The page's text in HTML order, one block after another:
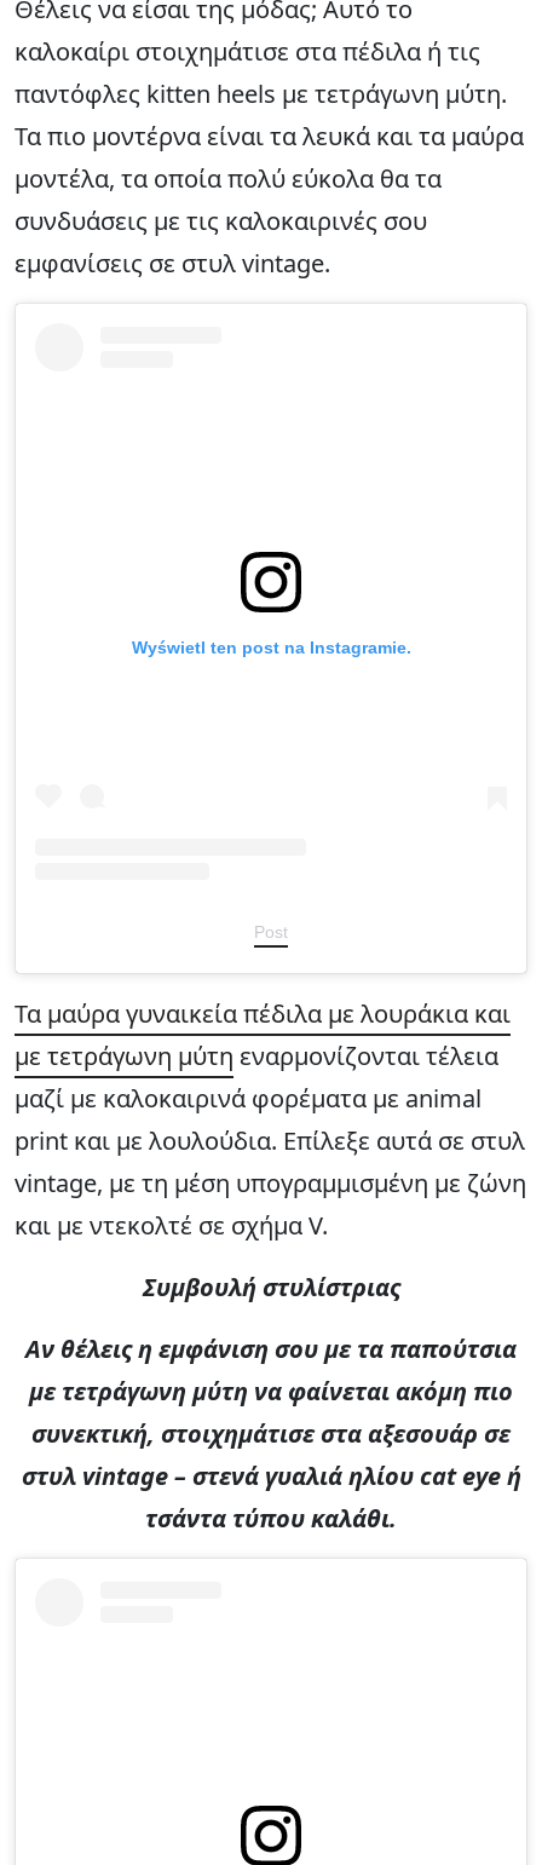
Θέλεις να είσαι της μόδας; Αυτό το
καλοκαίρι στοιχημάτισε στα πέδιλα ή τις
παντόφλες kitten heels με τετράγωνη μύτη.
Τα πιο μοντέρνα είναι τα λευκά και τα μαύρα
μοντέλα, τα οποία πολύ εύκολα θα τα
συνδυάσεις με τις καλοκαιρινές σου
εμφανίσεις σε στυλ vintage.
Wyświetl ten post na Instagramie.
Post
Τα μαύρα γυναικεία πέδιλα με λουράκια και
με τετράγωνη μύτη εναρμονίζονται τέλεια
μαζί με καλοκαιρινά φορέματα με animal
print και με λουλούδια. Επίλεξε αυτά σε στυλ
vintage, με τη μέση υπογραμμισμένη με ζώνη
και με ντεκολτέ σε σχήμα V.
Συμβουλή στυλίστριας
Αν θέλεις η εμφάνιση σου με τα παπούτσια
με τετράγωνη μύτη να φαίνεται ακόμη πιο
συνεκτική, στοιχημάτισε στα αξεσουάρ σε
στυλ vintage – στενά γυαλιά ηλίου cat eye ή
τσάντα τύπου καλάθι.